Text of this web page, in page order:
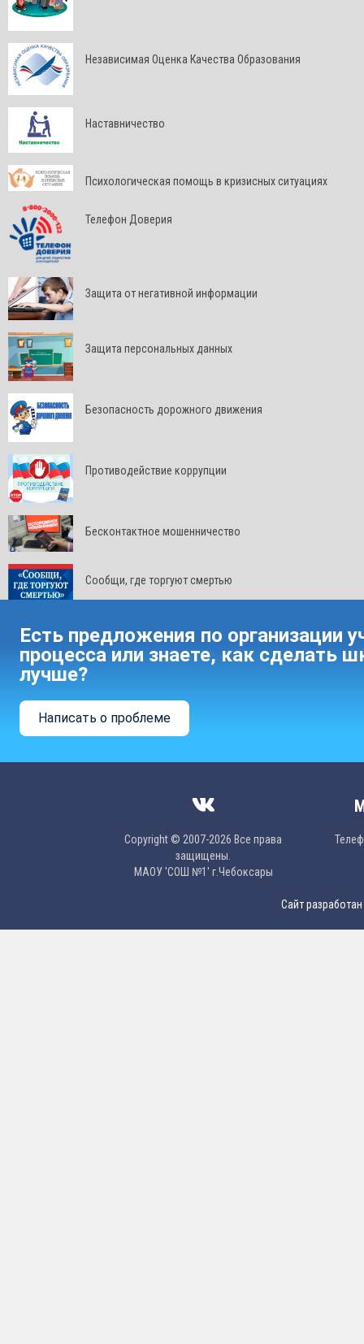
Независимая Оценка Качества Образования
Наставничество
Психологическая помощь в кризисных ситуациях
Телефон Доверия
Защита от негативной информации
Защита персональных данных
Безопасность дорожного движения
Противодействие коррупции
Бесконтактное мошенничество
Сообщи, где торгуют смертью
Есть предложения по организации
процесса или знаете, как сделать
лучше?
Написать о проблеме
Copyright © 2007-2026 Все права
защищены.
МAОУ 'CОШ №1' г.Чебоксары
Сайт